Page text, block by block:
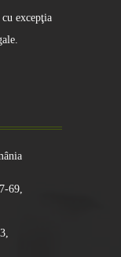
excepţia
69,